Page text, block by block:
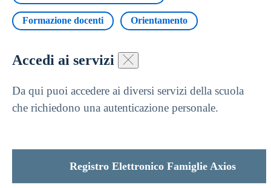
Formazione docenti Orientamento
Accedi ai servizi
Da qui puoi accedere ai diversi servizi della scuola
che richiedono una autenticazione personale.
Registro Elettronico Famiglie Axios